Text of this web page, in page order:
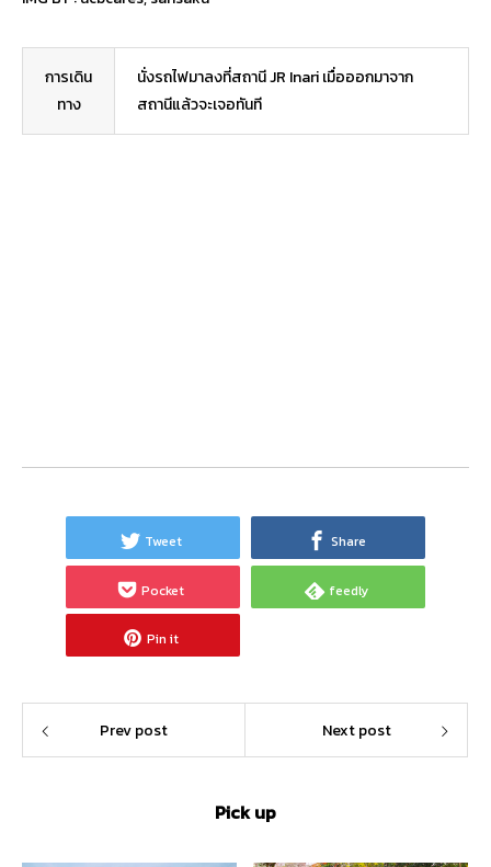
การเดิน
ทาง
นั่งรถไฟมาลงที่สถานี JR Inari เมื่อออกมาจาก
สถานีแล้วจะเจอทันที
Tweet Share
Pocket feedly
Pin it
Prev post Next post
Pick up